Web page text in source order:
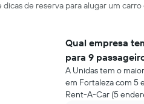
de reserva para alugar um
Qual empresa
para 9
A Unidas tem o
em Fortaleza com 5
Rent-A-Car (5